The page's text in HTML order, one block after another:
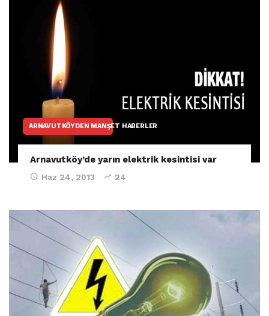
ARNAVUTKÖYDEN MANŞET HABERLER
Arnavutköy’de yarın elektrik kesintisi var
Haz 24, 2013 24